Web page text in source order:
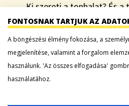
Ki szereti a tonhalat? És a
talán furcsán hangzik,
nyári hőségben, hiszen
könnyű fogás, ami
FONTOSNAK TARTJUK AZ
A böngészési élmény fokozása, a
megjelenítése, valamint a forgalom
használunk. 'Az összes elfogadása'
használatához.